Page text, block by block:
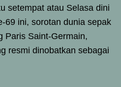
setempat atau Selasa dini
69 ini, sorotan dunia sepak
Paris Saint-Germain,
resmi dinobatkan sebagai